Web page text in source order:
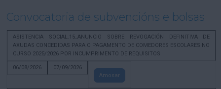
Convocatoria de subvencións e bolsas
ASISTENCIA SOCIAL.15_ANUNCIO SOBRE REVOGACIÓN DEFINITIVA DE
AXUDAS CONCEDIDAS PARA O PAGAMENTO DE COMEDORES ESCOLARES NO
CURSO 2025/2026 POR INCUMPRIMENTO DE REQUISITOS
06/08/2026
07/09/2026
Amosar